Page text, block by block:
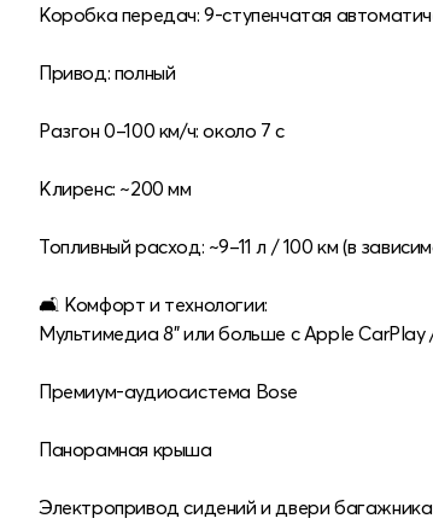
Коробка передач: 9-ступенчатая
Привод: полный
Разгон 0–100 км/ч: около 7 с
Клиренс: ~200 мм
Топливный расход: ~9–11 л / 100 км (в
🛋 Комфорт и технологии:
Мультимедиа 8" или больше с Apple
Премиум-аудиосистема Bose
Панорамная крыша
Электропривод сидений и двери багажника